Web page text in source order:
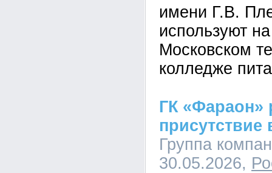
имени Г.В.
используют
Московском
колледже
ГК «Фараон»
присутствие
Группа
30.05.2026,